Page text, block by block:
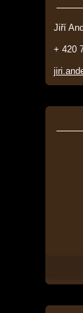
Jiří
+ 420